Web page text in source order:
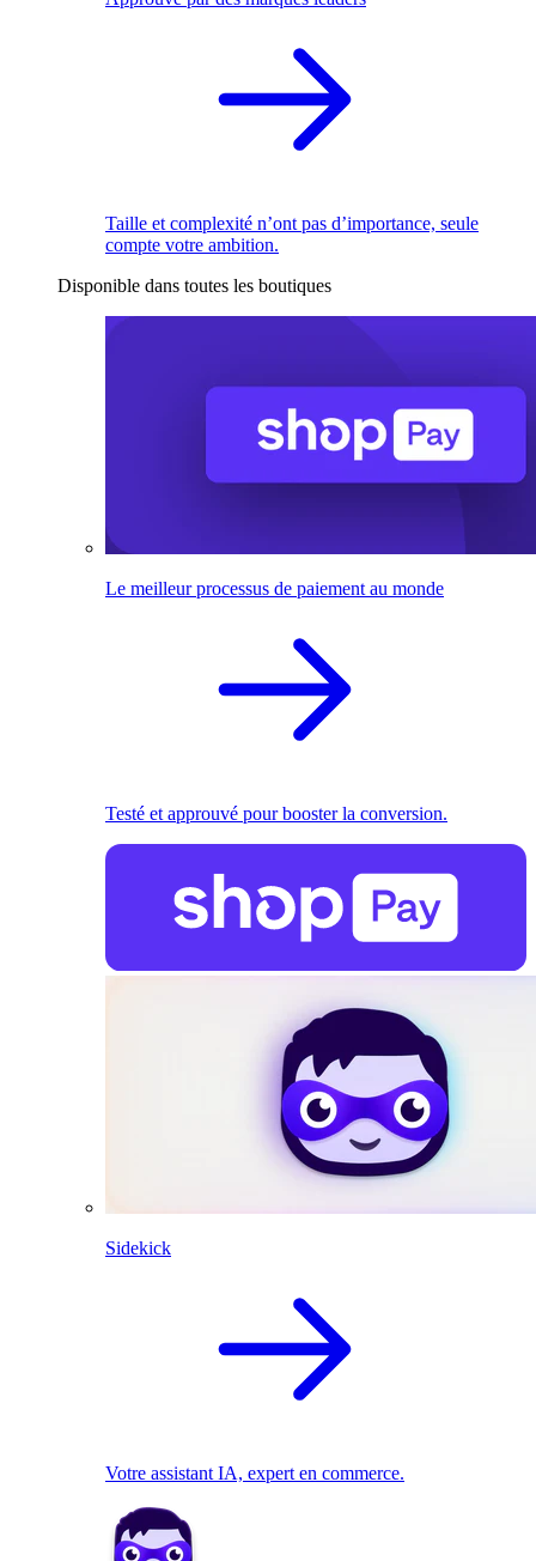
Taille et complexité n’ont pas d’importance, seule
compte votre ambition.
Disponible dans toutes les boutiques
Le meilleur processus de paiement au monde
Testé et approuvé pour booster la conversion.
Sidekick
Votre assistant IA, expert en commerce.